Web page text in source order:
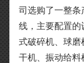
司选购了一整条
线，主要配置
式破碎机、球
干机、振动给